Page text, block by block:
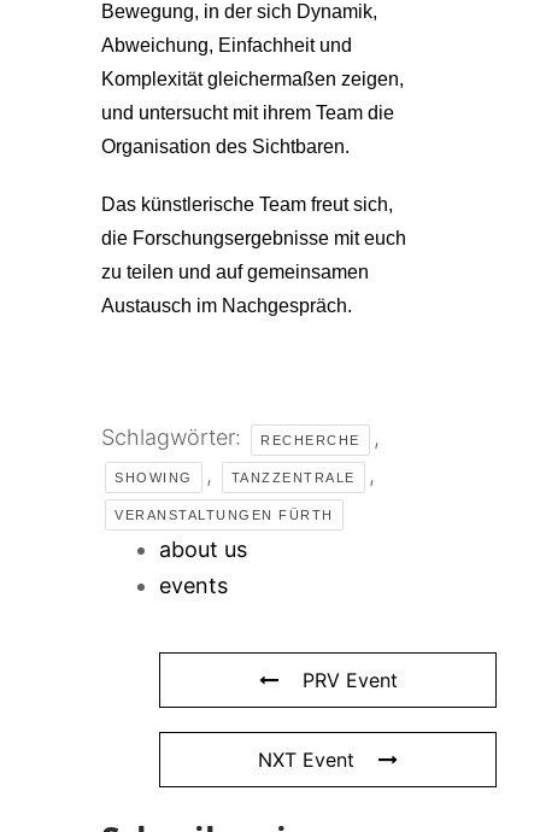
Bewegung, in der sich Dynamik,
Abweichung, Einfachheit und
Komplexität gleichermaßen zeigen,
und untersucht mit ihrem Team die
Organisation des Sichtbaren.
Das künstlerische Team freut sich,
die Forschungsergebnisse mit euch
zu teilen und auf gemeinsamen
Austausch im Nachgespräch.
Schlagwörter: RECHERCHE ,
SHOWING , TANZZENTRALE ,
VERANSTALTUNGEN FÜRTH
about us
events
PRV Event
NXT Event